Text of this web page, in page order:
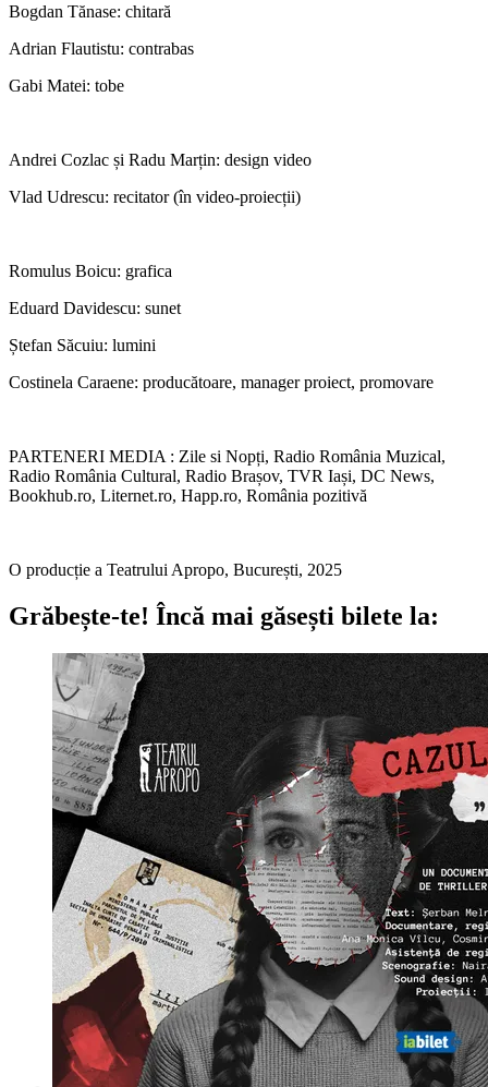
Bogdan Tănase: chitară
Adrian Flautistu: contrabas
Gabi Matei: tobe
Andrei Cozlac și Radu Marțin: design video
Vlad Udrescu: recitator (în video-proiecții)
Romulus Boicu: grafica
Eduard Davidescu: sunet
Ștefan Săcuiu: lumini
Costinela Caraene: producătoare, manager proiect, promovare
PARTENERI MEDIA : Zile si Nopți, Radio România Muzical,
Radio România Cultural, Radio Brașov, TVR Iași, DC News,
Bookhub.ro, Liternet.ro, Happ.ro, România pozitivă
O producție a Teatrului Apropo, București, 2025
Grăbește-te! Încă mai găsești bilete la: